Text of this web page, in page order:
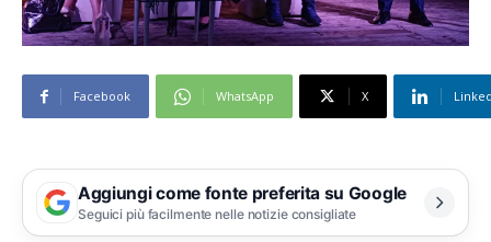
Facebook WhatsApp X
Aggiungi come fonte preferita su Google
Seguici più facilmente nelle notizie consigliate